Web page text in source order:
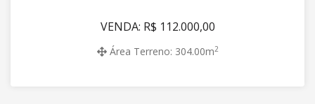
VENDA: R$ 112.000,00
Área Terreno: 304.00m2